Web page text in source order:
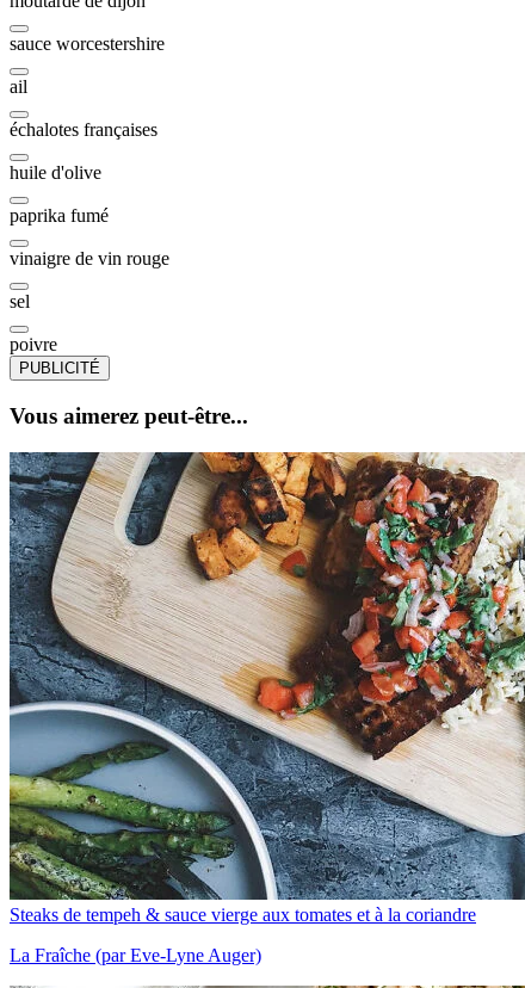
sauce worcestershire
ail
échalotes françaises
huile d'olive
paprika fumé
vinaigre de vin rouge
sel
poivre
PUBLICITÉ
Vous aimerez peut-être...
Steaks de tempeh & sauce vierge aux tomates et à la coriandre
La Fraîche (par Eve-Lyne Auger)